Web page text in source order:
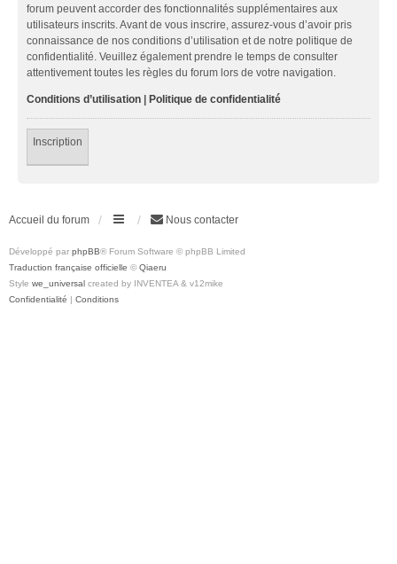
forum peuvent accorder des fonctionnalités supplémentaires aux
utilisateurs inscrits. Avant de vous inscrire, assurez-vous d’avoir pris
connaissance de nos conditions d’utilisation et de notre politique de
confidentialité. Veuillez également prendre le temps de consulter
attentivement toutes les règles du forum lors de votre navigation.
Conditions d’utilisation | Politique de confidentialité
Inscription
Accueil du forum Nous contacter
Développé par phpBB® Forum Software © phpBB Limited
Traduction française officielle © Qiaeru
Style we_universal created by INVENTEA & v12mike
Confidentialité | Conditions